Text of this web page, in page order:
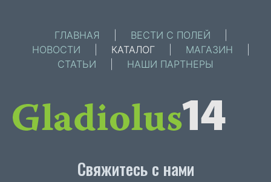
ГЛАВНАЯ ВЕСТИ С ПОЛЕЙ
НОВОСТИ
КАТАЛОГ МАГАЗИН
СТАТЬИ
НАШИ ПАРТНЕРЫ
Свяжитесь с нами